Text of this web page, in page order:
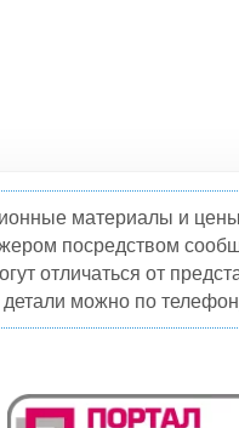
материалы и
посредством
отличаться от
можно по